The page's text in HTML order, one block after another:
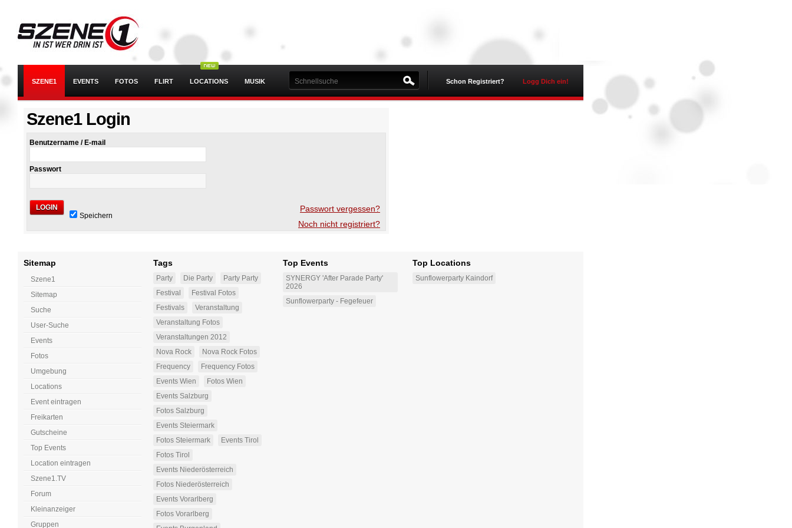
SZENE1 EVENTS FOTOS FLIRT LOCATIONS MUSIK Schon Registriert? Logg Dich ein!
Szene1 Login
Benutzername / E-mail
Passwort
LOGIN
Speichern
Noch nicht registriert?
Passwort vergessen?
Sitemap
Szene1
Sitemap
Suche
User-Suche
Events
Fotos
Umgebung
Locations
Event eintragen
Freikarten
Gutscheine
Top Events
Location eintragen
Szene1.TV
Forum
Kleinanzeiger
Gruppen
Tags
Party Die Party
Party Party
Festival
Festival Fotos
Festivals
Veranstaltung
Veranstaltung Fotos
Veranstaltungen 2012
Nova Rock
Nova Rock Fotos
Frequency
Frequency Fotos
Events Wien
Fotos Wien
Events Salzburg
Fotos Salzburg
Events Steiermark
Fotos Steiermark
Events Tirol
Fotos Tirol
Events Niederösterreich
Fotos Niederösterreich
Events Vorarlberg
Fotos Vorarlberg
Top Events
SYNERGY 'After Parade Party'
2026
Sunflowerparty - Fegefeuer
Top Locations
Sunflowerparty Kaindorf